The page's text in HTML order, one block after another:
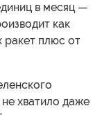
в месяц —
как
ракет плюс от
хватило даже